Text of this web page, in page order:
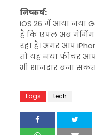
निष्कर्ष:
iOS 26 में आया नया
है कि एपल अब गेमिंग
रहा है। अगर आप
तो यह नया फीचर
भी शानदार बना
Tags tech